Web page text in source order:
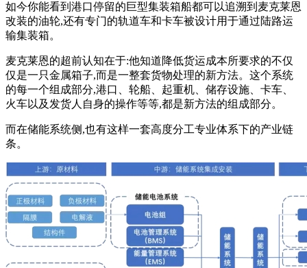
如今你能看到港口停留的巨型集装箱船都可以追溯到麦克莱恩
改装的油轮,还有专门的轨道车和卡车被设计用于通过陆路运
输集装箱。
麦克莱恩的超前认知在于:他知道降低货运成本所要求的不仅
仅是一只金属箱子,而是一整套货物处理的新方法。这个系统
的每一个组成部分,港口、轮船、起重机、储存设施、卡车、
火车以及发货人自身的操作等等,都是新方法的组成部分。
而在储能系统侧,也有这样一套高度分工专业体系下的产业链
条。